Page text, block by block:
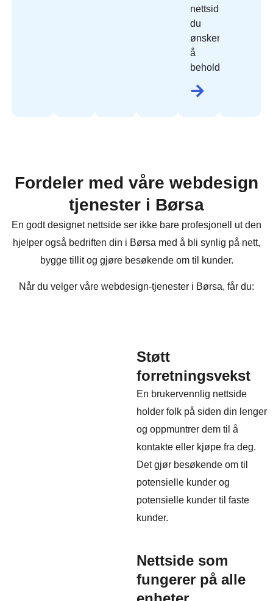
nettside
du
ønsker
å
beholde.
Fordeler med våre webdesign
tjenester i Børsa
En godt designet nettside ser ikke bare profesjonell ut den
hjelper også bedriften din i Børsa med å bli synlig på nett,
bygge tillit og gjøre besøkende om til kunder.
Når du velger våre webdesign-tjenester i Børsa, får du:
Støtt
forretningsvekst
En brukervennlig nettside
holder folk på siden din lenger
og oppmuntrer dem til å
kontakte eller kjøpe fra deg.
Det gjør besøkende om til
potensielle kunder og
potensielle kunder til faste
kunder.
Nettside som
fungerer på alle